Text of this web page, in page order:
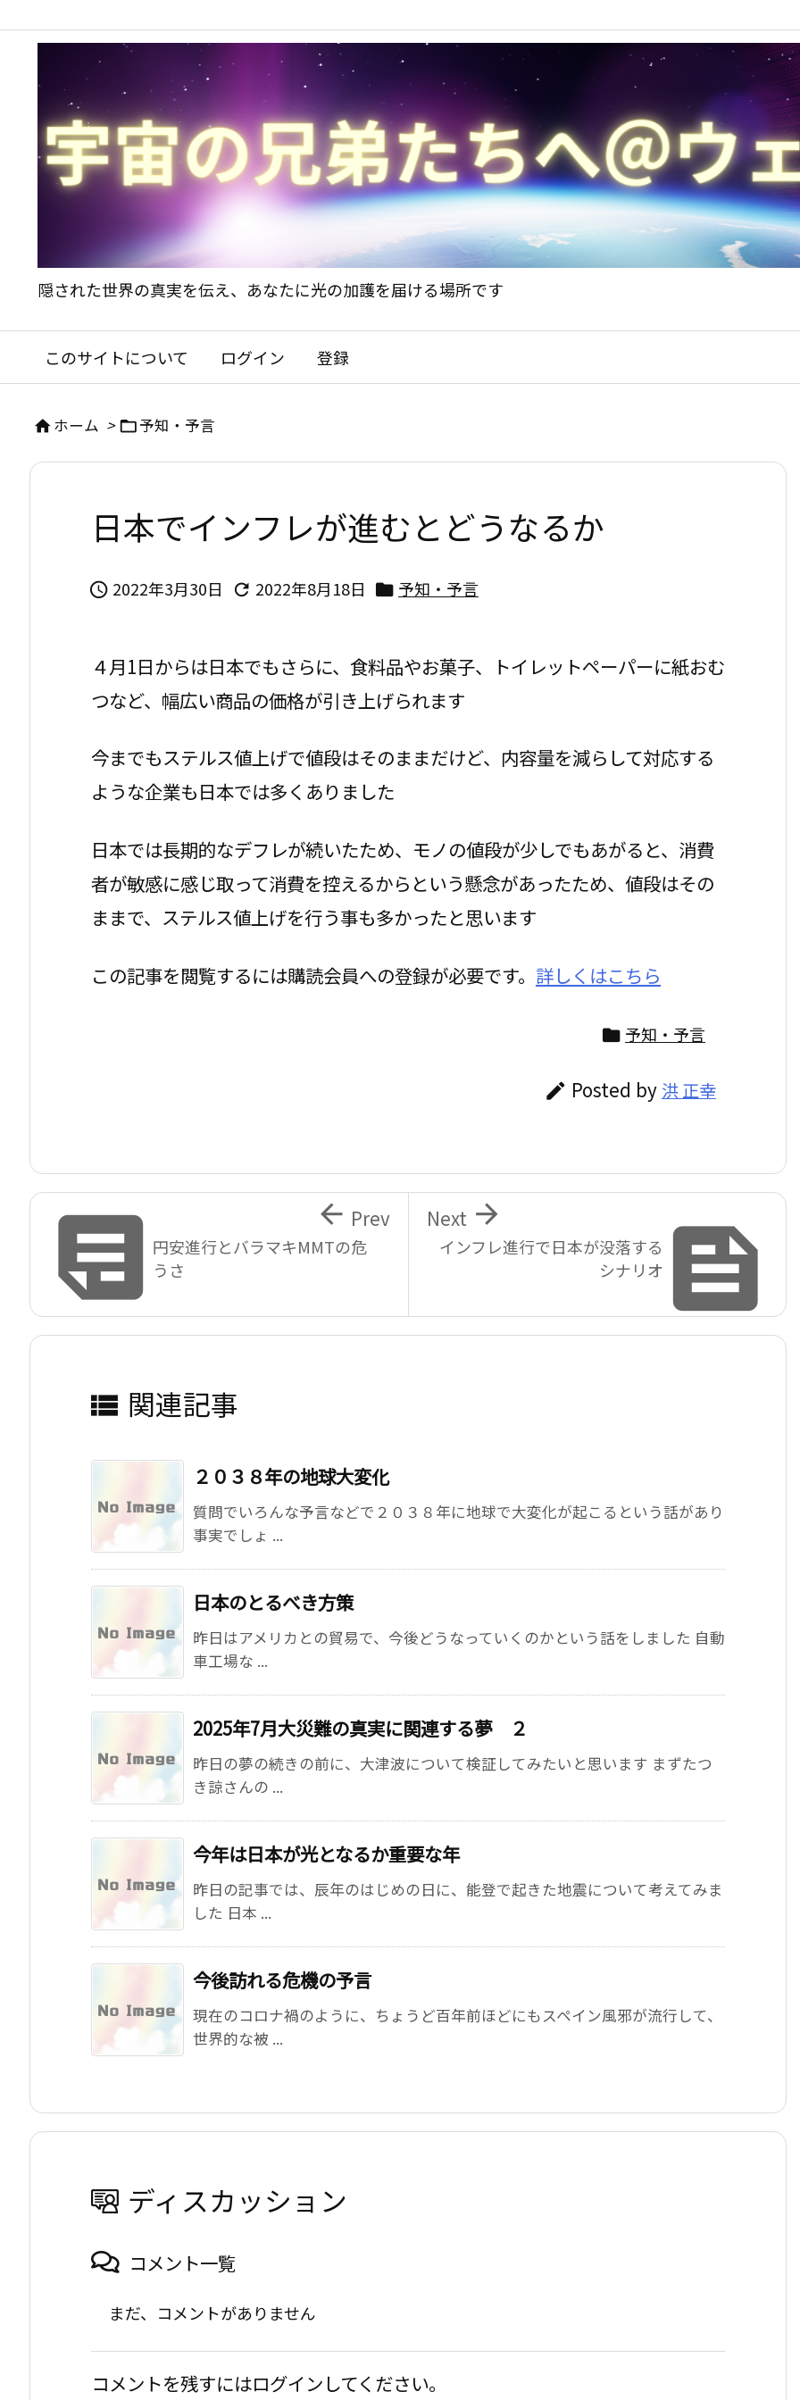
隠された世界の真実を伝え、あなたに光の加護を届ける場所です
このサイトについて ログイン 登録
ホーム > 予知・予言
日本でインフレが進むとどうなるか
 2022年3月30日  2022年8月18日  予知・予言
４月1日からは日本でもさらに、食料品やお菓子、トイレットペーパーに紙おむ
つなど、幅広い商品の価格が引き上げられます
今までもステルス値上げで値段はそのままだけど、内容量を減らして対応する
ような企業も日本では多くありました
日本では長期的なデフレが続いたため、モノの値段が少しでもあがると、消費
者が敏感に感じ取って消費を控えるからという懸念があったため、値段はその
ままで、ステルス値上げを行う事も多かったと思います
この記事を閲覧するには購読会員への登録が必要です。 詳しくはこちら
 予知・予言
 Posted by 洪 正幸

インフレ進行で日本が没落する
シナリオ

Next
円安進行とバラマキMMTの危
うさ
 Prev
 関連記事
２０３８年の地球大変化
質問でいろんな予言などで２０３８年に地球で大変化が起こるという話があり
事実でしょ ...
日本のとるべき方策
昨日はアメリカとの貿易で、今後どうなっていくのかという話をしました 自動
車工場な ...
2025年7月大災難の真実に関連する夢 ２
昨日の夢の続きの前に、大津波について検証してみたいと思います まずたつ
き諒さんの ...
今年は日本が光となるか重要な年
昨日の記事では、辰年のはじめの日に、能登で起きた地震について考えてみま
した 日本 ...
今後訪れる危機の予言
現在のコロナ禍のように、ちょうど百年前ほどにもスペイン風邪が流行して、
世界的な被 ...
ディスカッション
コメント一覧
まだ、コメントがありません
コメントを残すにはログインしてください。